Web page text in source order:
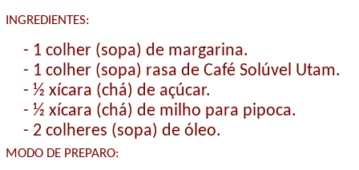
INGREDIENTES:
- 1 colher (sopa) de margarina.
- 1 colher (sopa) rasa de Café Solúvel Utam.
- ½ xícara (chá) de açúcar.
- ½ xícara (chá) de milho para pipoca.
- 2 colheres (sopa) de óleo.
MODO DE PREPARO: